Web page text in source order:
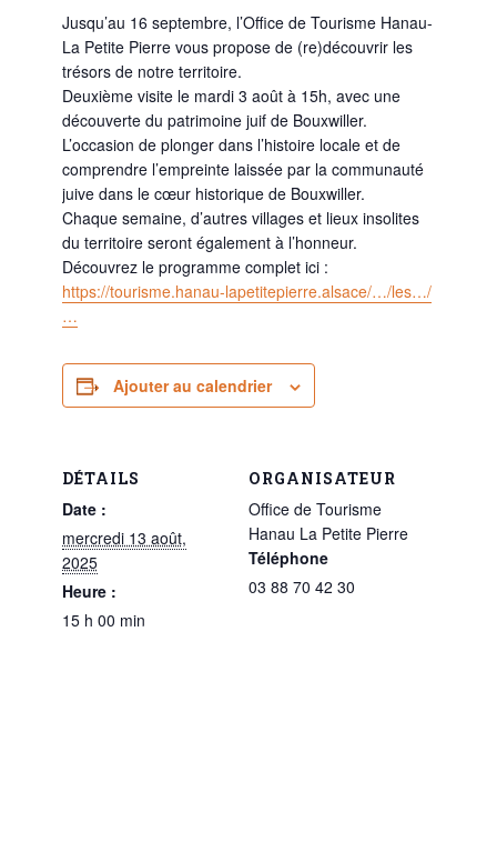
Jusqu’au 16 septembre, l’Office de Tourisme Hanau-
La Petite Pierrevous propose de (re)découvrir les
trésors de notre territoire.
Deuxième visite le mardi 3 août à 15h, avec une
découverte du patrimoine juif de Bouxwiller.
L’occasion de plonger dans l’histoire locale et de
comprendre l’empreinte laissée par la communauté
juive dans le cœur historique de Bouxwiller.
Chaque semaine, d’autres villages et lieux insolites
du territoire seront également à l’honneur.
Découvrez le programme complet ici :
https://tourisme.hanau-lapetitepierre.alsace/…/les…/
…
Ajouter au calendrier
DÉTAILS
Date :
mercredi 13 août,
2025
Heure :
15 h 00 min
ORGANISATEUR
Office de Tourisme
Hanau La Petite Pierre
Téléphone
03 88 70 42 30